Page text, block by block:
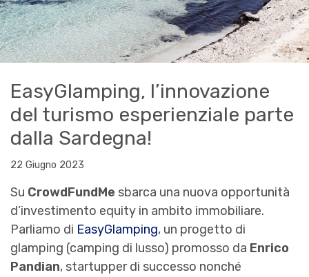
EasyGlamping, l’innovazione
del turismo esperienziale parte
dalla Sardegna!
22 Giugno 2023
Su CrowdFundMe sbarca una nuova opportunità
d’investimento equity in ambito immobiliare.
Parliamo di EasyGlamping, un progetto di
glamping (camping di lusso) promosso da Enrico
Pandian, startupper di successo nonché